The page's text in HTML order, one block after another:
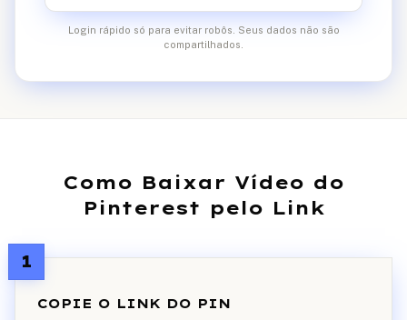
Login rápido só para evitar robôs. Seus dados não são
compartilhados.
Como Baixar Vídeo do
Pinterest pelo Link
1
COPIE O LINK DO PIN